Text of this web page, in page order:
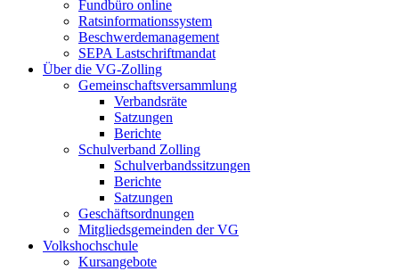
Fundbüro online
Ratsinformationssystem
Beschwerdemanagement
SEPA Lastschriftmandat
Über die VG-Zolling
Gemeinschaftsversammlung
Verbandsräte
Satzungen
Berichte
Schulverband Zolling
Schulverbandssitzungen
Berichte
Satzungen
Geschäftsordnungen
Mitgliedsgemeinden der VG
Volkshochschule
Kursangebote